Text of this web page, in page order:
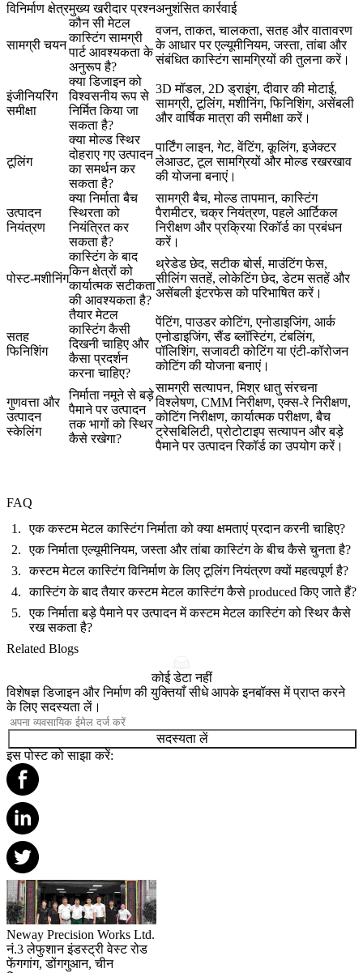
विनिर्माण क्षेत्रमुख्य खरीदार प्रश्नअनुशंसित कार्रवाई
सामग्री चयन
कौन सी मेटल
कास्टिंग सामग्री
पार्ट आवश्यकता के
अनुरूप है?
वजन, ताकत, चालकता, सतह और वातावरण
के आधार पर एल्यूमीनियम, जस्ता, तांबा और
संबंधित कास्टिंग सामग्रियों की तुलना करें।
इंजीनियरिंग
समीक्षा
क्या डिजाइन को
विश्वसनीय रूप से
निर्मित किया जा
सकता है?
3D मॉडल, 2D ड्राइंग, दीवार की मोटाई,
सामग्री, टूलिंग, मशीनिंग, फिनिशिंग, असेंबली
और वार्षिक मात्रा की समीक्षा करें।
टूलिंग
क्या मोल्ड स्थिर
दोहराए गए उत्पादन
का समर्थन कर
सकता है?
पार्टिंग लाइन, गेट, वेंटिंग, कूलिंग, इजेक्टर
लेआउट, टूल सामग्रियों और मोल्ड रखरखाव
की योजना बनाएं।
उत्पादन
नियंत्रण
क्या निर्माता बैच
स्थिरता को
नियंत्रित कर
सकता है?
सामग्री बैच, मोल्ड तापमान, कास्टिंग
पैरामीटर, चक्र नियंत्रण, पहले आर्टिकल
निरीक्षण और प्रक्रिया रिकॉर्ड का प्रबंधन
करें।
पोस्ट-मशीनिंग
कास्टिंग के बाद
किन क्षेत्रों को
कार्यात्मक सटीकता
की आवश्यकता है?
थ्रेडेड छेद, सटीक बोर्स, माउंटिंग फेस,
सीलिंग सतहें, लोकेटिंग छेद, डेटम सतहें और
असेंबली इंटरफेस को परिभाषित करें।
सतह
फिनिशिंग
तैयार मेटल
कास्टिंग कैसी
दिखनी चाहिए और
कैसा प्रदर्शन
करना चाहिए?
पेंटिंग, पाउडर कोटिंग, एनोडाइजिंग, आर्क
एनोडाइजिंग, सैंड ब्लॉस्टिंग, टंबलिंग,
पॉलिशिंग, सजावटी कोटिंग या एंटी-कॉरोजन
कोटिंग की योजना बनाएं।
गुणवत्ता और
उत्पादन
स्केलिंग
निर्माता नमूने से बड़े
पैमाने पर उत्पादन
तक भागों को स्थिर
कैसे रखेगा?
सामग्री सत्यापन, मिश्र धातु संरचना
विश्लेषण, CMM निरीक्षण, एक्स-रे निरीक्षण,
कोटिंग निरीक्षण, कार्यात्मक परीक्षण, बैच
ट्रेसबिलिटी, प्रोटोटाइप सत्यापन और बड़े
पैमाने पर उत्पादन रिकॉर्ड का उपयोग करें।
FAQ
एक कस्टम मेटल कास्टिंग निर्माता को क्या क्षमताएं प्रदान करनी चाहिए?
एक निर्माता एल्यूमीनियम, जस्ता और तांबा कास्टिंग के बीच कैसे चुनता है?
कस्टम मेटल कास्टिंग विनिर्माण के लिए टूलिंग नियंत्रण क्यों महत्वपूर्ण है?
कास्टिंग के बाद तैयार कस्टम मेटल कास्टिंग कैसे produced किए जाते हैं?
एक निर्माता बड़े पैमाने पर उत्पादन में कस्टम मेटल कास्टिंग को स्थिर कैसे
रख सकता है?
Related Blogs
कोई डेटा नहीं
विशेषज्ञ डिजाइन और निर्माण की युक्तियाँ सीधे आपके इनबॉक्स में प्राप्त करने
के लिए सदस्यता लें।
सदस्यता लें
इस पोस्ट को साझा करें:
Neway Precision Works Ltd.
नं.3 लेफुशान इंडस्ट्री वेस्ट रोड
फेंगगांग, डोंगगुआन, चीन